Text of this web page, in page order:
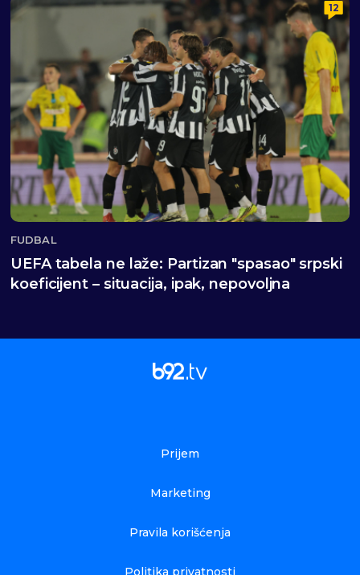
12
FUDBAL
UEFA tabela ne laže: Partizan "spasao" srpski
koeficijent – situacija, ipak, nepovoljna
Prijem
Marketing
Pravila korišćenja
Politika privatnosti